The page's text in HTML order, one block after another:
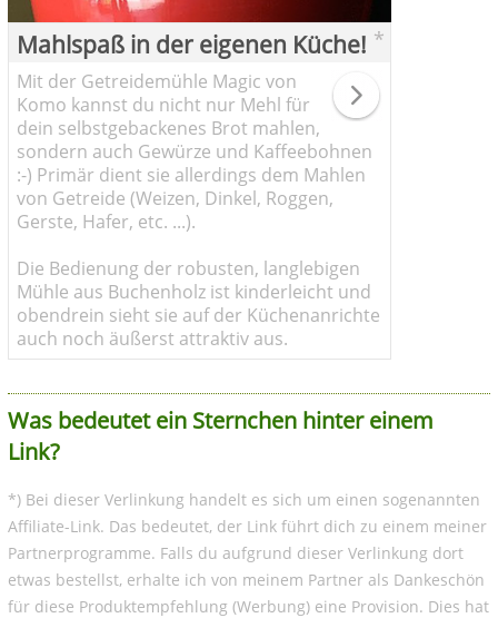
Mahlspaß in der eigenen Küche! *
Mit der Getreidemühle Magic von
Komo kannst du nicht nur Mehl für
dein selbstgebackenes Brot mahlen,
sondern auch Gewürze und Kaffeebohnen
:-) Primär dient sie allerdings dem Mahlen
von Getreide (Weizen, Dinkel, Roggen,
Gerste, Hafer, etc. ...).
Die Bedienung der robusten, langlebigen
Mühle aus Buchenholz ist kinderleicht und
obendrein sieht sie auf der Küchenanrichte
auch noch äußerst attraktiv aus.
Was bedeutet ein Sternchen hinter einem
Link?
*) Bei dieser Verlinkung handelt es sich um einen sogenannten
Affiliate-Link. Das bedeutet, der Link führt dich zu einem meiner
Partnerprogramme. Falls du aufgrund dieser Verlinkung dort
etwas bestellst, erhalte ich von meinem Partner als Dankeschön
für diese Produktempfehlung (Werbung) eine Provision. Dies hat